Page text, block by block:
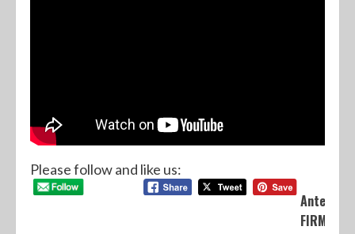
Please follow and like us:
Anterior:
FIRMA